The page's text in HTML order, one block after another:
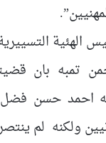
تمبه بان
احمد حسن
ولكنه لم